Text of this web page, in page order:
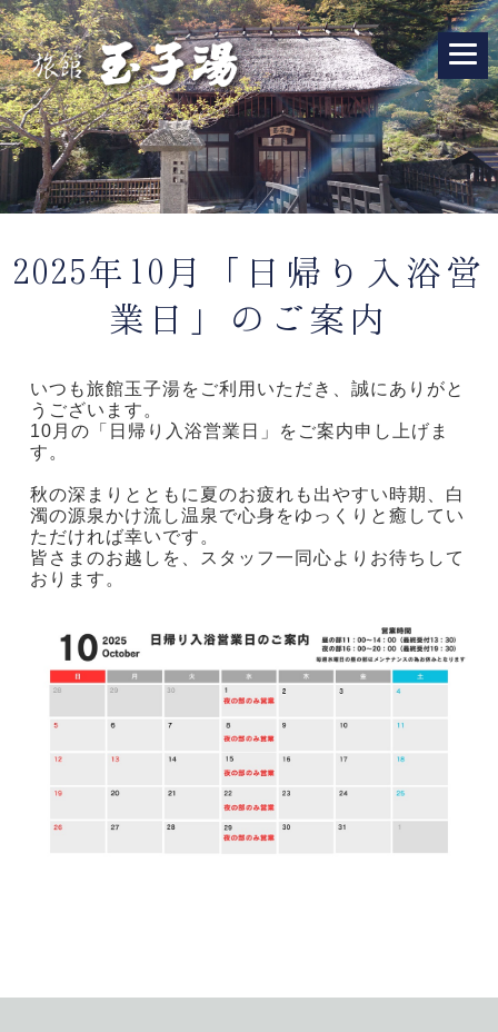
2025年10月「日帰り入浴営
業日」のご案内
いつも旅館玉子湯をご利用いただき、誠にありがと
うございます。
10月の「日帰り入浴営業日」をご案内申し上げま
す。
秋の深まりとともに夏のお疲れも出やすい時期、白
濁の源泉かけ流し温泉で心身をゆっくりと癒してい
ただければ幸いです。
皆さまのお越しを、スタッフ一同心よりお待ちして
おります。